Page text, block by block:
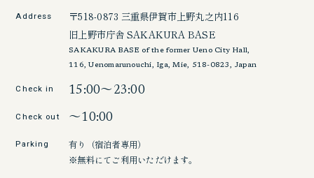
Address
〒518-0873 三重県伊賀市上野丸之内116
旧上野市庁舎 SAKAKURA BASE
SAKAKURA BASE of the former Ueno City Hall,
116, Uenomarunouchi, Iga, Mie, 518-0823, Japan
Check in 15:00～23:00
Check out ～10:00
Parking
有り（宿泊者専用）
※無料にてご利用いただけます。